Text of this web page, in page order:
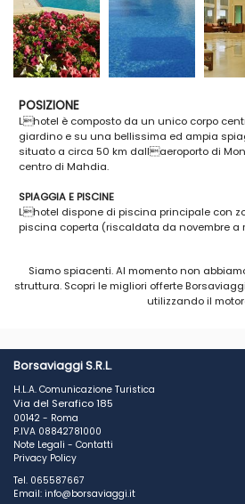
POSIZIONE
Lhotel è composto da un unico corpo
giardino e su una bellissima ed ampia
situato a circa 50 km dallaeroporto di
centro di Mahdia.
SPIAGGIA E PISCINE
Lhotel dispone di piscina principale con
piscina coperta (riscaldata da novembre a
CAMERE
447 camere di cui 56 Suite dislocate su 5
dotate di servizi privati, balcone, telefono,
RISTORANTI E BAR
carte con diverse serate a tema durante la
caffè moresco. Durante la cena è
formale.
SERVIZI
collegamento Internet. Carte di credito
sale riunioni con capacità di 500, 90 e 40
Siamo spiacenti. Al momento non
struttura. Scopri le migliori offerte
utilizzando il
Borsaviaggi S.R.L.
H.L.A. Comunicazione Turistica
Via del Serafico 185
00142 - Roma
P.IVA 08842781000
Note Legali - Contatti
Privacy Policy
Tel. 065587667
Email: info@borsaviaggi.it